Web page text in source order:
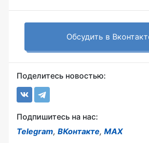
Обсудить в
Поделитесь новостью:
Подпишитесь на нас:
Telegram, ВКонтакте, MAX